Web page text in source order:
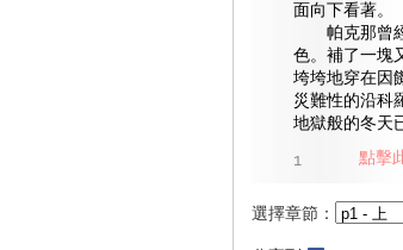
面向下看著。
帕克那曾經
色。補了一塊
垮垮地穿在因
災難性的沿科
地獄般的冬天
1
選擇章節：
點擊